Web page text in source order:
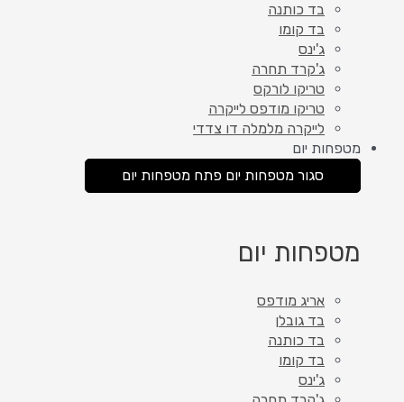
בד כותנה
בד קומו
ג'ינס
ג'קרד תחרה
טריקו לורקס
טריקו מודפס לייקרה
לייקרה מלמלה דו צדדי
מטפחות יום
סגור מטפחות יום פתח מטפחות יום
מטפחות יום
אריג מודפס
בד גובלן
בד כותנה
בד קומו
ג'ינס